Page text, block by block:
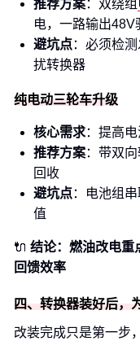
推荐方案：双绕组
电，一路输出48V
避坑点：必须检
扰转换器
纯电动三轮车升级
核心需求：提高
推荐方案：带双
回收
避坑点：电池组
值
🔌 结论：燃油改电重
回馈效率
四、转换器装好后，
改装完成只是第一步